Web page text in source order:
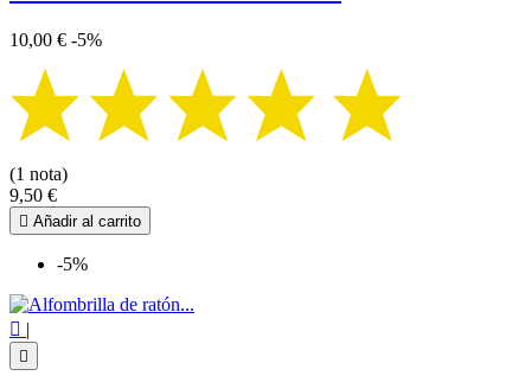
10,00 € -5%
(1 nota)
9,50 €
 Añadir al carrito
-5%
 |
